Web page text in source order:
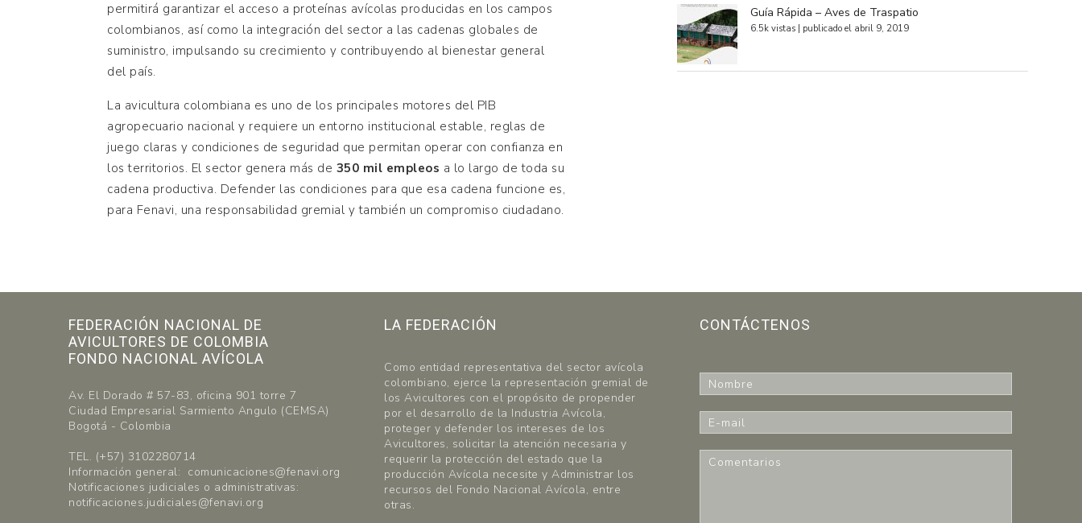
permitirá garantizar el acceso a proteínas avícolas producidas en los campos
colombianos, así como la integración del sector a las cadenas globales de
suministro, impulsando su crecimiento y contribuyendo al bienestar general
del país.
La avicultura colombiana es uno de los principales motores del PIB
agropecuario nacional y requiere un entorno institucional estable, reglas de
juego claras y condiciones de seguridad que permitan operar con confianza en
los territorios. El sector genera más de 350 mil empleos a lo largo de toda su
cadena productiva. Defender las condiciones para que esa cadena funcione es,
para Fenavi, una responsabilidad gremial y también un compromiso ciudadano.
Guía Rápida – Aves de Traspatio
6.5k vistas publicado el abril 9, 2019
FEDERACIÓN NACIONAL DE
AVICULTORES DE COLOMBIA
FONDO NACIONAL AVÍCOLA
Av. El Dorado # 57-83, oficina 901 torre 7
Ciudad Empresarial Sarmiento Angulo (CEMSA)
Bogotá - Colombia
TEL. (+57) 3102280714
Información general: comunicaciones@fenavi.org
Notificaciones judiciales o administrativas:
notificaciones.judiciales@fenavi.org
LA FEDERACIÓN
Como entidad representativa del sector avícola
colombiano, ejerce la representación gremial de
los Avicultores con el propósito de propender
por el desarrollo de la Industria Avícola,
proteger y defender los intereses de los
Avicultores, solicitar la atención necesaria y
requerir la protección del estado que la
producción Avícola necesite y Administrar los
recursos del Fondo Nacional Avícola, entre
otras.
CONTÁCTENOS
o
m
-
m